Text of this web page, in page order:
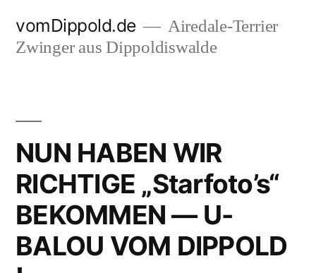
Inhalt
vomDippold.de
Airedale-Terrier
Zwinger aus Dippoldiswalde
NUN HABEN WIR
RICHTIGE „Starfoto’s“
BEKOMMEN — U-
BALOU VOM DIPPOLD